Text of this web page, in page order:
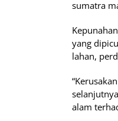
sumatra
yang
lahan,
alam